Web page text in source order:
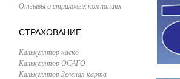
Отзывы о страховых компаниях
СТРАХОВАНИЕ
Калькулятор каско
Калькулятор ОСАГО
Калькулятор Зеленая карта